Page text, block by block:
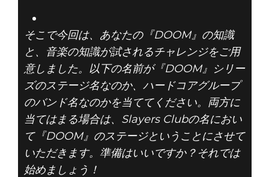
それって
『DOOM』のス
テージ名？ それ
ともバンド名？
VOL. III
そこで今回は、あなたの『DOOM』の知識
と、音楽の知識が試されるチャレンジをご用
意しました。以下の名前が『DOOM』シリー
ズのステージ名なのか、ハードコアグループ
のバンド名なのかを当ててください。両方に
当てはまる場合は、Slayers Clubの名におい
て『DOOM』のステージということにさせて
いただきます。準備はいいですか？それでは
始めましょう！